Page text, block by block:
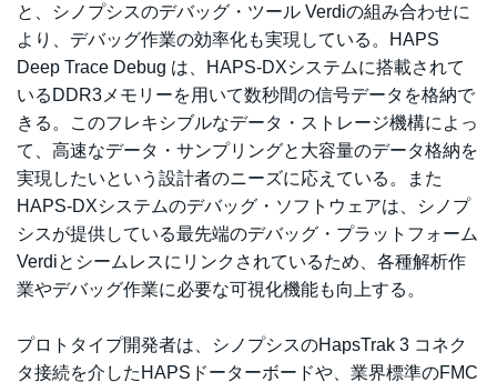
と、シノプシスのデバッグ・ツール Verdiの組み合わせに
より、デバッグ作業の効率化も実現している。HAPS
Deep Trace Debug は、HAPS-DXシステムに搭載されて
いるDDR3メモリーを用いて数秒間の信号データを格納で
きる。このフレキシブルなデータ・ストレージ機構によっ
て、高速なデータ・サンプリングと大容量のデータ格納を
実現したいという設計者のニーズに応えている。また
HAPS-DXシステムのデバッグ・ソフトウェアは、シノプ
シスが提供している最先端のデバッグ・プラットフォーム
Verdiとシームレスにリンクされているため、各種解析作
業やデバッグ作業に必要な可視化機能も向上する。
プロトタイプ開発者は、シノプシスのHapsTrak 3 コネク
タ接続を介したHAPSドーターボードや、業界標準のFMC